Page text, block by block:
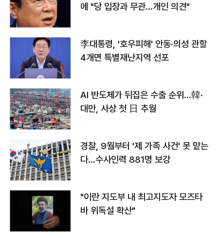
에 "당 입장과 무관…개인 의견"
李대통령, '호우피해' 안동·의성 관할
4개면 특별재난지역 선포
AI 반도체가 뒤집은 수출 순위…韓·
대만, 사상 첫 日 추월
경찰, 9월부터 '제 가족 사건' 못 맡는
다…수사인력 881명 보강
"이란 지도부 내 최고지도자 모즈타
바 위독설 확산"